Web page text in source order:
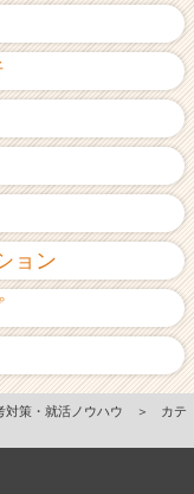
ョン
対策・就活ノウハウ ＞
カテ